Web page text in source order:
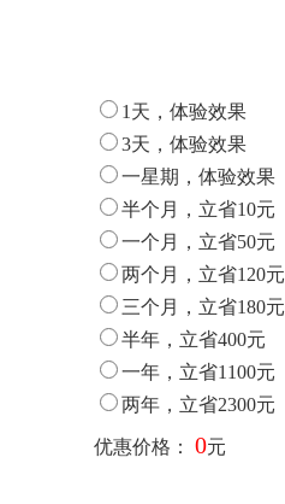
1天，体验效果
3天，体验效果
一星期，体验效果
半个月，立省10元
一个月，立省50元
两个月，立省120元
三个月，立省180元
半年，立省400元
一年，立省1100元
两年，立省2300元
优惠价格： 0元